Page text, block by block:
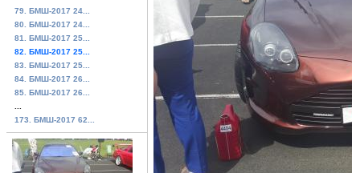
79. БМШ-2017 24...
80. БМШ-2017 24...
81. БМШ-2017 25...
82. БМШ-2017 25...
83. БМШ-2017 25...
84. БМШ-2017 26...
85. БМШ-2017 26...
173. БМШ-2017 62...